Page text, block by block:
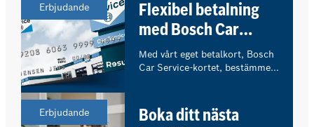
Erbjudande
Flexibel betalning
med Bosch Car
Service-kortet
Med vårt eget betalkort, Bosch
Car Service-kortet, bestämmer
Erbjudande
Boka ditt nästa